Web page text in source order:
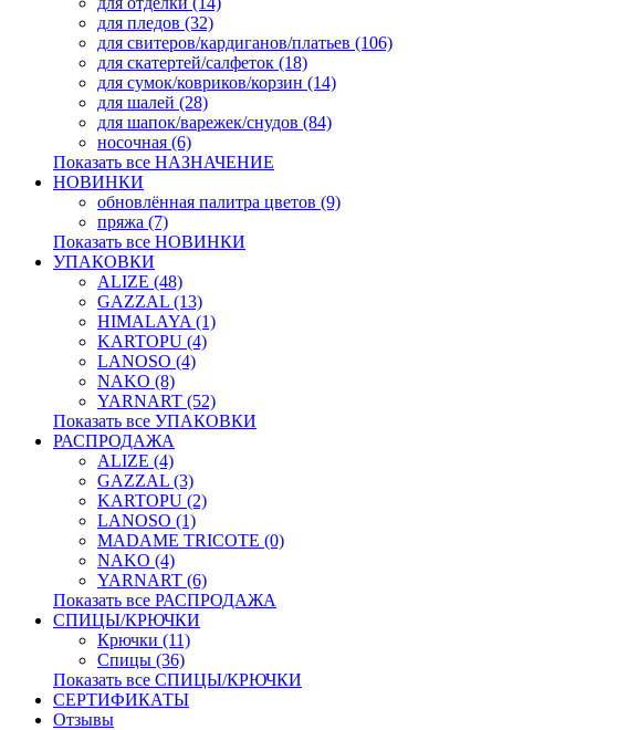
для пледов (32)
для свитеров/кардиганов/платьев (106)
для скатертей/салфеток (18)
для сумок/ковриков/корзин (14)
для шалей (28)
для шапок/варежек/снудов (84)
носочная (6)
Показать все НАЗНАЧЕНИЕ
НОВИНКИ
обновлённая палитра цветов (9)
пряжа (7)
Показать все НОВИНКИ
УПАКОВКИ
ALIZE (48)
GAZZAL (13)
HIMALAYA (1)
KARTOPU (4)
LANOSO (4)
NAKO (8)
YARNART (52)
Показать все УПАКОВКИ
РАСПРОДАЖА
ALIZE (4)
GAZZAL (3)
KARTOPU (2)
LANOSO (1)
MADAME TRICOTE (0)
NAKO (4)
YARNART (6)
Показать все РАСПРОДАЖА
СПИЦЫ/КРЮЧКИ
Крючки (11)
Спицы (36)
Показать все СПИЦЫ/КРЮЧКИ
СЕРТИФИКАТЫ
Отзывы